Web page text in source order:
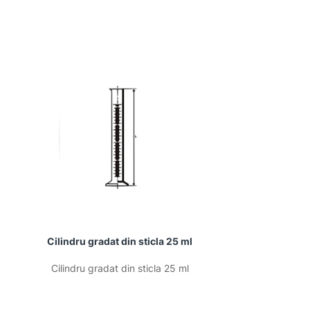
Cilindru gradat din sticla 25 ml
Cilindru gradat din sticla 25 ml